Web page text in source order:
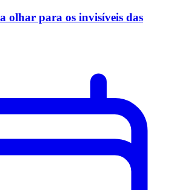
olhar para os invisíveis das